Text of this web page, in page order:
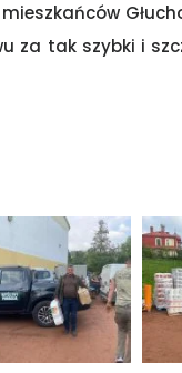
za tak szybki i